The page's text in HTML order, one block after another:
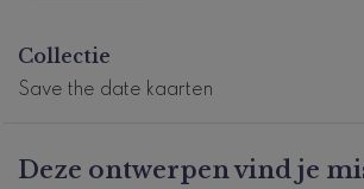
Pas de kaart naar wens aan en bestel
Kaartcode: STD-0515-2
Collectie
Save the date kaarten
Deze ontwerpen vind je